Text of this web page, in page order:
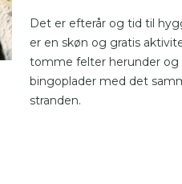
Det er efterår og tid til
er en skøn og gratis
tomme felter herunder og
bingoplader med det
stranden.